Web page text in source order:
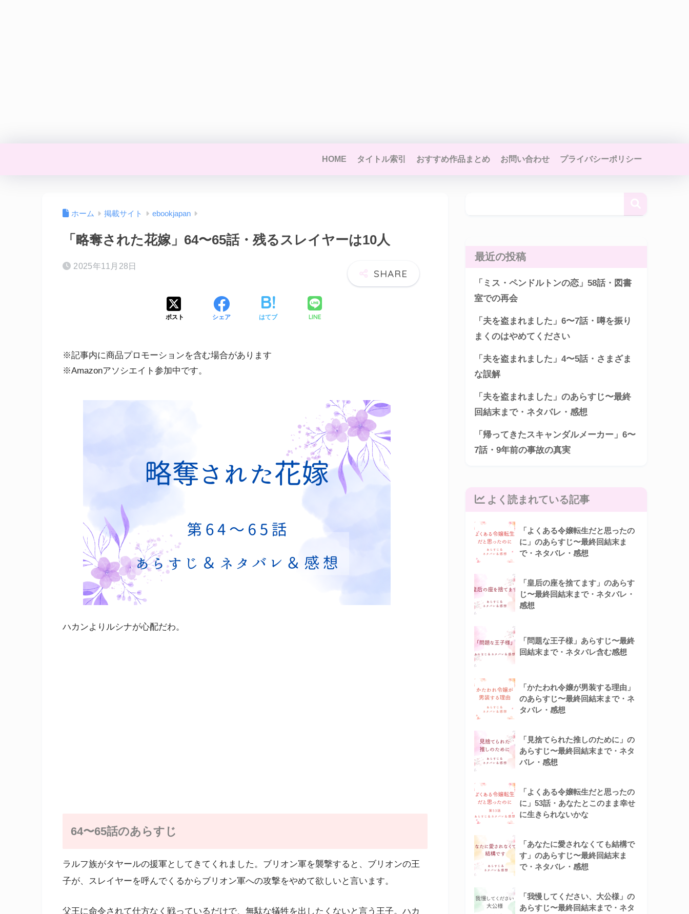
HOME タイトル索引 おすすめ作品まとめ お問い合わせ プライバシーポリシー
ホーム 掲載サイト ebookjapan
「略奪された花嫁」64〜65話・残るスレイヤーは10人
2025年11月28日
ポスト シェア はてブ LINE
※記事内に商品プロモーションを含む場合があります
※Amazonアソシエイト参加中です。
ハカンよりルシナが心配だわ。
64〜65話のあらすじ
ラルフ族がタヤールの援軍としてきてくれました。ブリオン軍を襲撃すると、ブリオンの王
子が、スレイヤーを呼んでくるからブリオン軍への攻撃をやめて欲しいと言います。
父王に命令されて仕方なく戦っているだけで、無駄な犠牲を出したくないと言う王子。ハカ
最近の投稿
「ミス・ペンドルトンの恋」58話・図書
室での再会
「夫を盗まれました」6〜7話・噂を振り
まくのはやめてください
「夫を盗まれました」4〜5話・さまざま
な誤解
「夫を盗まれました」のあらすじ〜最終
回結末まで・ネタバレ・感想
「帰ってきたスキャンダルメーカー」6〜
7話・9年前の事故の真実
よく読まれている記事
「よくある令嬢転生だと思ったの
に」のあらすじ〜最終回結末ま
で・ネタバレ・感想
「皇后の座を捨てます」のあらす
じ〜最終回結末まで・ネタバレ・
感想
「問題な王子様」あらすじ〜最終
回結末まで・ネタバレ含む感想
「かたわれ令嬢が男装する理由」
のあらすじ〜最終回結末まで・ネ
タバレ・感想
「見捨てられた推しのために」の
あらすじ〜最終回結末まで・ネタ
バレ・感想
「よくある令嬢転生だと思ったの
に」53話・あなたとこのまま幸せ
に生きられないかな
「あなたに愛されなくても結構で
す」のあらすじ〜最終回結末ま
で・ネタバレ・感想
「我慢してください、大公様」の
あらすじ〜最終回結末まで・ネタ